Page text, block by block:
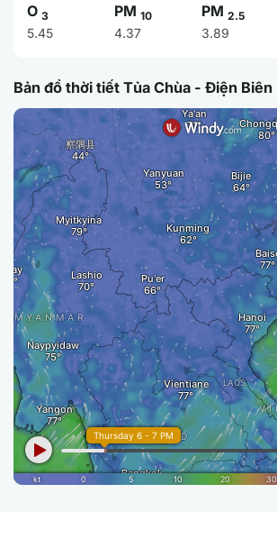
O 3
5.45
PM 10
4.37
PM 2.5
3.89
Bản đồ thời tiết Tủa Chùa - Điện Biên